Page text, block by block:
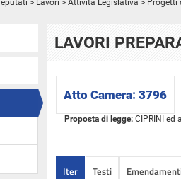
> Lavori > Attività Legislativa > Progetti
LAVORI
Atto Camera: 3796
Proposta di legge: CIPRINI ed
Iter Testi